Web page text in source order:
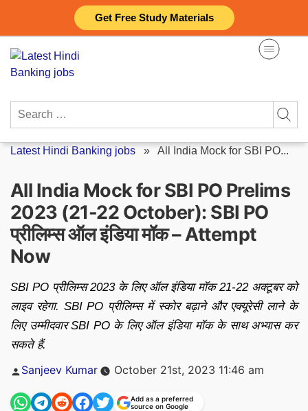
Get Free Study Materials
content
Search
Latest Hindi Banking jobs » All India Mock for SBI PO...
All India Mock for SBI PO Prelims
2023 (21-22 October): SBI PO
प्रीलिम्स ऑल इंडिया मॉक – Attempt
Now
SBI PO प्रीलिम्स 2023 के लिए ऑल इंडिया मॉक 21-22 अक्टूबर को
लाइव रहेगा. SBI PO प्रीलिम्स में स्कोर बढ़ाने और एक्यूरेसी लाने के
लिए उम्मीदवार SBI PO के लिए ऑल इंडिया मॉक के साथ अभ्यास कर
सकते हैं.
Posted
Sanjeev Kumar October 21st, 2023 11:46 am
Add as a preferred
source on Google